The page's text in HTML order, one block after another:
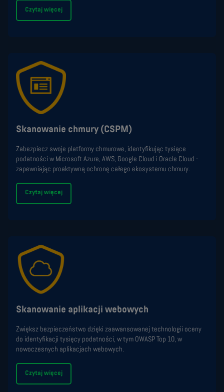
Czytaj więcej
Skanowanie chmury (CSPM)
Zabezpiecz swoje platformy chmurowe, identyfikując tysiące
podatności w Microsoft Azure, AWS, Google Cloud i Oracle Cloud -
zapewniając proaktywną ochronę całego ekosystemu chmury.
Czytaj więcej
Skanowanie aplikacji webowych
Zwiększ bezpieczeństwo dzięki zaawansowanej technologii oceny
do identyfikacji tysięcy podatności, w tym OWASP Top 10, w
nowoczesnych aplikacjach webowych.
Czytaj więcej